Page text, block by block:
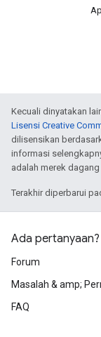
Kecuali dinyatakan
Lisensi Creative
dilisensikan
informasi
adalah merek
Terakhir diperbarui
Ada pertanyaan?
Forum
Masalah & amp;
FAQ